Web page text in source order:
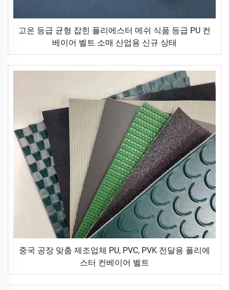
고온 등급 균형 잡힌 폴리에스터 메쉬 식품 등급 PU 컨
베이어 벨트 소매 산업용 신규 상태
중국 공장 맞춤 제조업체 PU, PVC, PVK 전달용 폴리에
스터 컨베이어 벨트